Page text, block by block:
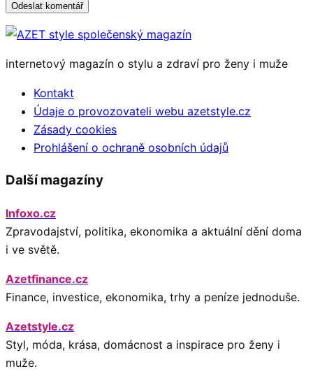
Odeslat komentář
internetový magazín o stylu a zdraví pro ženy i muže
Kontakt
Údaje o provozovateli webu azetstyle.cz
Zásady cookies
Prohlášení o ochraně osobních údajů
Další magazíny
Infoxo.cz
Zpravodajství, politika, ekonomika a aktuální dění doma
i ve světě.
Azetfinance.cz
Finance, investice, ekonomika, trhy a peníze jednoduše.
Azetstyle.cz
Styl, móda, krása, domácnost a inspirace pro ženy i
muže.